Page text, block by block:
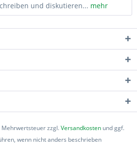
und diskutieren... mehr
zzgl.Versandkosten und ggf.
wenn nicht anders beschrieben